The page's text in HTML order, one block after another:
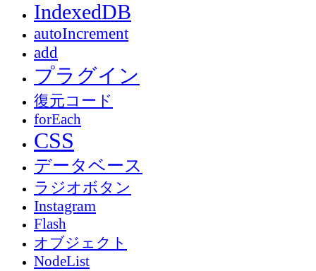
IndexedDB
autoIncrement
add
プラグイン
復元コード
forEach
CSS
データベース
ラジオボタン
Instagram
Flash
オブジェクト
NodeList